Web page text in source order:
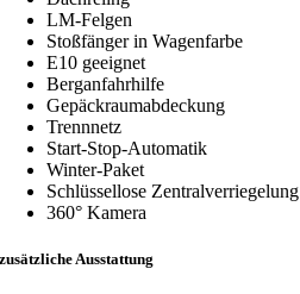
LM-Felgen
Stoßfänger in Wagenfarbe
E10 geeignet
Berganfahrhilfe
Gepäckraumabdeckung
Trennnetz
Start-Stop-Automatik
Winter-Paket
Schlüssellose Zentralverriegelung
360° Kamera
zusätzliche Ausstattung